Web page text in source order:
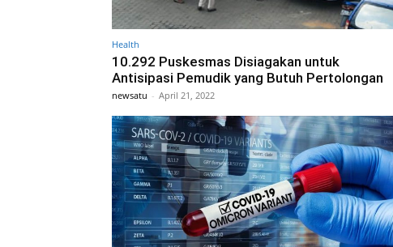
Health
10.292 Puskesmas Disiagakan untuk
Antisipasi Pemudik yang Butuh Pertolongan
newsatu - April 21, 2022